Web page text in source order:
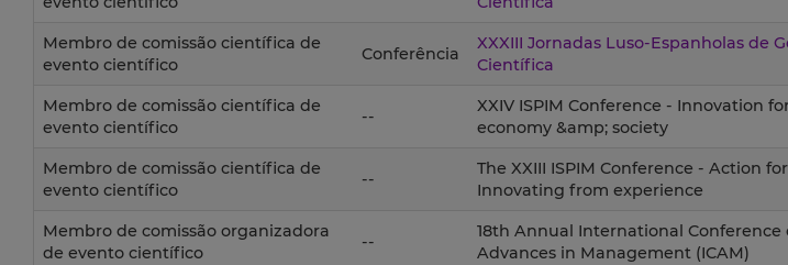
Membro de comissão científica de
evento científico
Conferência
XXXIII Jornadas Luso-Espanholas de
Científica
Membro de comissão científica de
evento científico
--
XXIV ISPIM Conference - Innovation
economy &amp; society
Membro de comissão científica de
evento científico
--
The XXIII ISPIM Conference - Action
Innovating from experience
Membro de comissão organizadora
de evento científico
--
18th Annual International Conference
Advances in Management (ICAM)